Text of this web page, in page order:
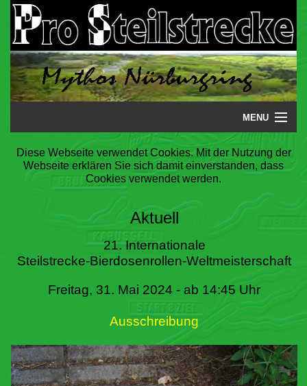
MENU
Startseite
Steilstrecke
Literatur
Termine
Diese Webseite verwendet Cookies. Mit der Nutzung der
Webseite erklären Sie sich damit einverstanden, dass
Cookies verwendet werden.
Aktuell
21. Internationale
Steilstrecke-Bierdosenrollen-Weltmeisterschaft
Freitag, 31. Mai 2024 - ab 14:45 Uhr
Ausschreibung